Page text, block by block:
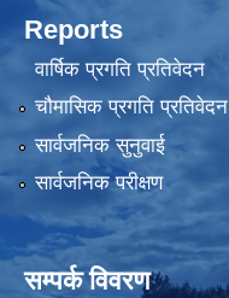
Reports
वार्षिक प्रगति प्रतिवेदन
चौमासिक प्रगति प्रतिवेदन
सार्वजनिक सुनुवाई
सार्वजनिक परीक्षण
सम्पर्क विवरण